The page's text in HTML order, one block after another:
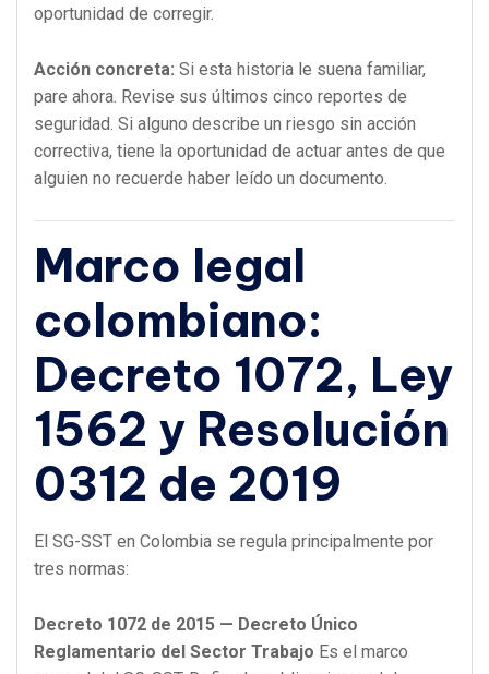
oportunidad de corregir.
Acción concreta: Si esta historia le suena familiar,
pare ahora. Revise sus últimos cinco reportes de
seguridad. Si alguno describe un riesgo sin acción
correctiva, tiene la oportunidad de actuar antes de que
alguien no recuerde haber leído un documento.
Marco legal
colombiano:
Decreto 1072, Ley
1562 y Resolución
0312 de 2019
El SG-SST en Colombia se regula principalmente por
tres normas:
Decreto 1072 de 2015 — Decreto Único
Reglamentario del Sector Trabajo Es el marco